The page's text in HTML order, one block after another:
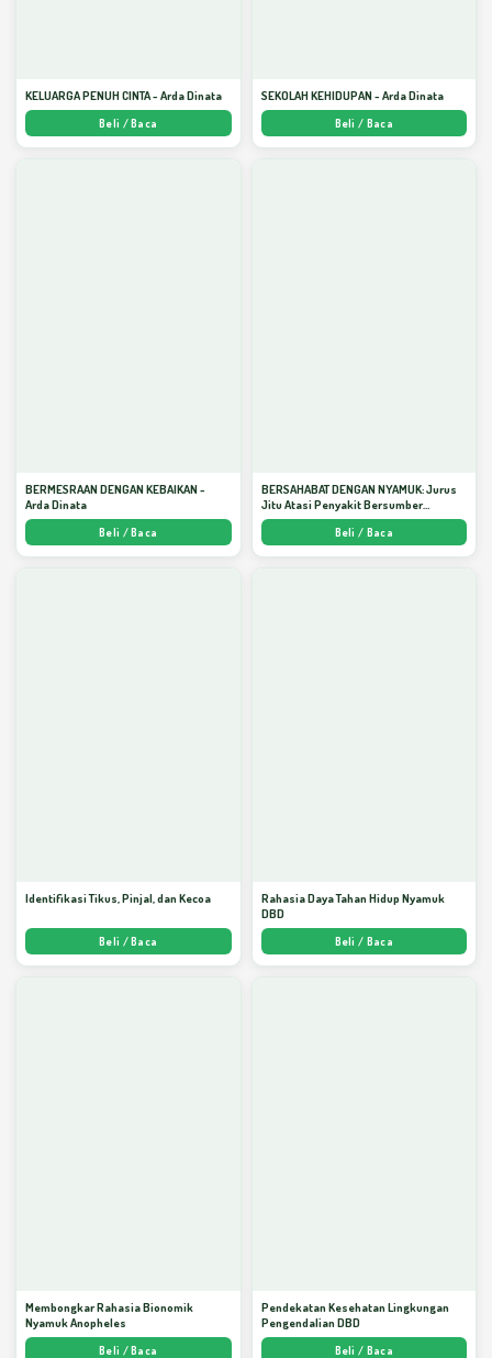
KELUARGA PENUH CINTA - Arda Dinata
Beli / Baca
SEKOLAH KEHIDUPAN - Arda Dinata
Beli / Baca
BERMESRAAN DENGAN KEBAIKAN -
Arda Dinata
Beli / Baca
BERSAHABAT DENGAN NYAMUK: Jurus
Jitu Atasi Penyakit Bersumber
Nyamuk - Arda Dinata
Beli / Baca
Identifikasi Tikus, Pinjal, dan Kecoa
Beli / Baca
Rahasia Daya Tahan Hidup Nyamuk
DBD
Beli / Baca
Membongkar Rahasia Bionomik
Nyamuk Anopheles
Beli / Baca
Pendekatan Kesehatan Lingkungan
Pengendalian DBD
Beli / Baca